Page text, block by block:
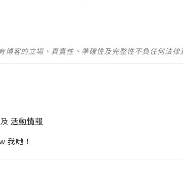
客的立場、真實性、準確性及完整性不負任何法律
及 活動情報
我哋 ！